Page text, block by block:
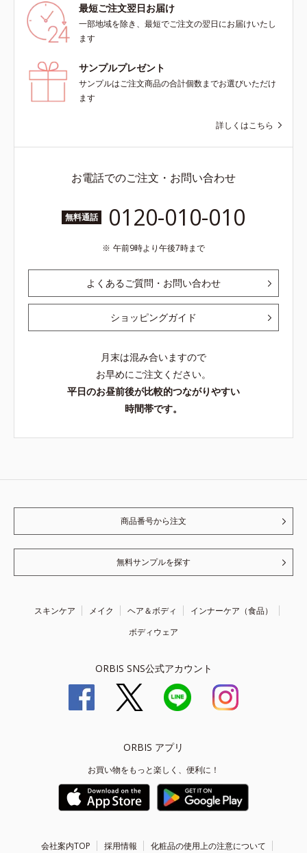
最短ご注文翌日お届け
一部地域を除き、最短でご注文の翌日にお届けいたし
ます
サンプルプレゼント
サンプルはご注文商品の合計個数までお選びいただけ
ます
詳しくはこちら
お電話でのご注文・お問い合わせ
無料通話 0120-010-010
午前9時より午後7時まで
よくあるご質問・お問い合わせ
ショッピングガイド
月末は混み合いますので
お早めにご注文ください。
平日のお昼前後が比較的つながりやすい
時間帯です。
商品番号から注文
無料サンプルを探す
スキンケア メイク ヘア＆ボディ
インナーケア（食品）
ボディウェア
ORBIS SNS公式アカウント
ORBIS アプリ
お買い物をもっと楽しく、便利に！
会社案内TOP 採用情報 化粧品の使用上の注意について